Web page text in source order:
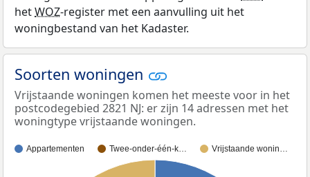
hetWOZ-register met een aanvulling uit het
woningbestand van het Kadaster.
Soorten woningen
Vrijstaande woningen komen het meeste voor in het
postcodegebied 2821 NJ: er zijn 14 adressen met het
woningtype vrijstaande woningen.
Appartementen Twee-onder-één-k… Vrijstaande wonin…